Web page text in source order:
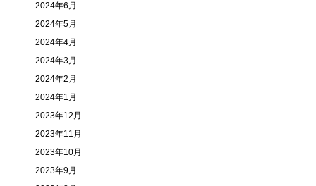
2024年6月
2024年5月
2024年4月
2024年3月
2024年2月
2024年1月
2023年12月
2023年11月
2023年10月
2023年9月